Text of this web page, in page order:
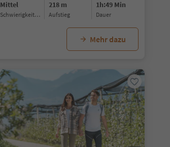
Mittel
Schwierigkeitsgrad
218 m
Aufstieg
1h:49 Min
Dauer
Mehr dazu